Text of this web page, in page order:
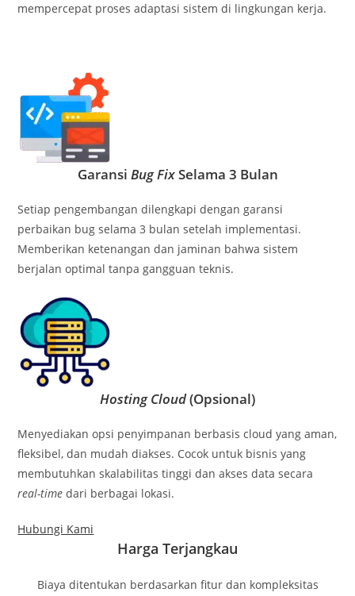
mempercepat proses adaptasi sistem di lingkungan kerja.
Garansi Bug FixSelama 3 Bulan
Setiap pengembangan dilengkapi dengan garansi
perbaikan bug selama 3 bulan setelah implementasi.
Memberikan ketenangan dan jaminan bahwa sistem
berjalan optimal tanpa gangguan teknis.
Hosting Cloud(Opsional)
Menyediakan opsi penyimpanan berbasis cloud yang aman,
fleksibel, dan mudah diakses. Cocok untuk bisnis yang
membutuhkan skalabilitas tinggi dan akses data secara
real-time dari berbagai lokasi.
Hubungi Kami
Harga Terjangkau
Biaya ditentukan berdasarkan fitur dan kompleksitas